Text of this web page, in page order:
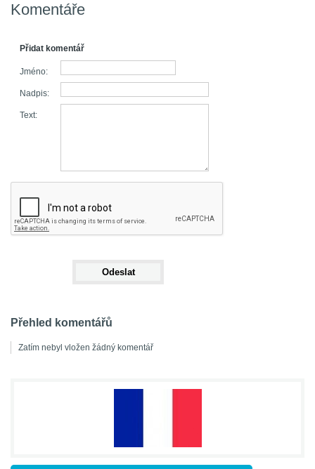
Komentáře
Přidat komentář
Jméno:
Nadpis:
Text:
Přehled komentářů
Zatím nebyl vložen žádný komentář